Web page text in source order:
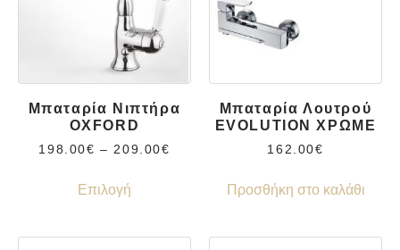
Μπαταρία Νιπτήρα
OXFORD
198.00€ – 209.00€
Επιλογή
Μπαταρία Λουτρού
EVOLUTION ΧΡΩΜΕ
162.00€
Προσθήκη στο καλάθι